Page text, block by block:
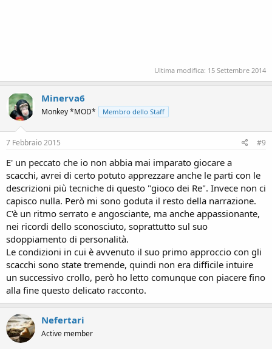
Ultima modifica: 15 Settembre 2014
Minerva6
Monkey *MOD* Membro dello Staff
7 Febbraio 2015 #9
E' un peccato che io non abbia mai imparato giocare a
scacchi, avrei di certo potuto apprezzare anche le parti con le
descrizioni più tecniche di questo "gioco dei Re". Invece non ci
capisco nulla. Però mi sono goduta il resto della narrazione.
C'è un ritmo serrato e angosciante, ma anche appassionante,
nei ricordi dello sconosciuto, soprattutto sul suo
sdoppiamento di personalità.
Le condizioni in cui è avvenuto il suo primo approccio con gli
scacchi sono state tremende, quindi non era difficile intuire
un successivo crollo, però ho letto comunque con piacere fino
alla fine questo delicato racconto.
Nefertari
Active member